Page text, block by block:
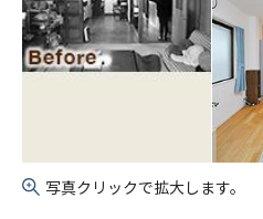
写真クリックで拡大します。